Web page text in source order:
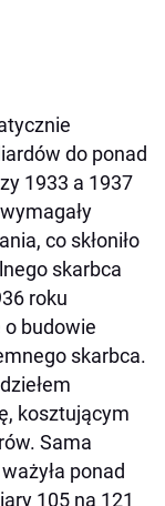
do ponad
1933 a 1937
co skłoniło
skarbca
roku
o budowie
skarbca.
kosztującym
Sama
ponad
105 na 121